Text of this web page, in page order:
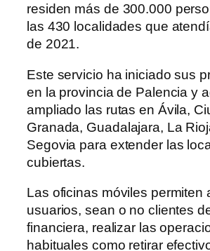
residen más de 300.000
las 430 localidades que
de 2021.
Este servicio ha iniciado sus
en la provincia de Palencia y
ampliado las rutas en Ávila,
Granada, Guadalajara, La
Segovia para extender las
cubiertas.
Las oficinas móviles permiten
usuarios, sean o no clientes
financiera, realizar las
habituales como retirar